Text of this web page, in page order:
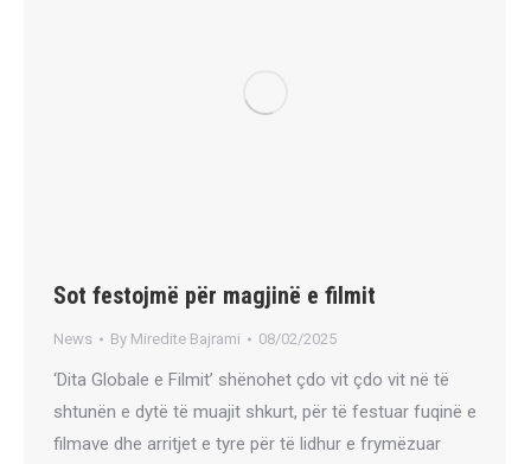
Sot festojmë për magjinë e filmit
News By Miredite Bajrami 08/02/2025
‘Dita Globale e Filmit’ shënohet çdo vit çdo vit në të
shtunën e dytë të muajit shkurt, për të festuar fuqinë e
filmave dhe arritjet e tyre për të lidhur e frymëzuar